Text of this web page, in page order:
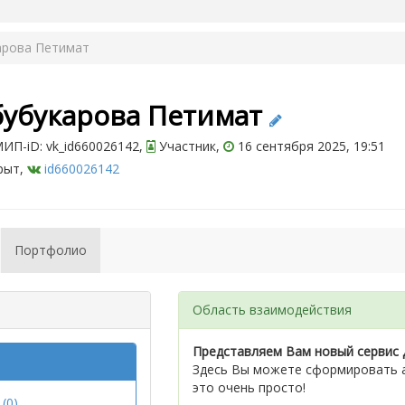
Петимат
Петимат
iD: vk_id660026142, Участник,
16 сентября 2025, 19:51
id660026142
Портфолио
Область взаимодействия
Представляем Вам новый
Здесь Вы можете сформировать
это очень просто!